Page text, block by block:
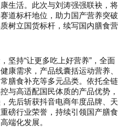
生活。此次与刘涛强强联袂，将
道标杆地位，助力国产营养突破
树立国货标杆，续写国内膳食营
坚持“让更多吃上好营养”，全面
康需求，产品线囊括运动营养、
膳食补充等多元品类。依托全链
与高适配国民体质的产品优势，
先后斩获抖音电商年度品牌、天
磅行业荣誉，持续引领国产膳食
端化发展。